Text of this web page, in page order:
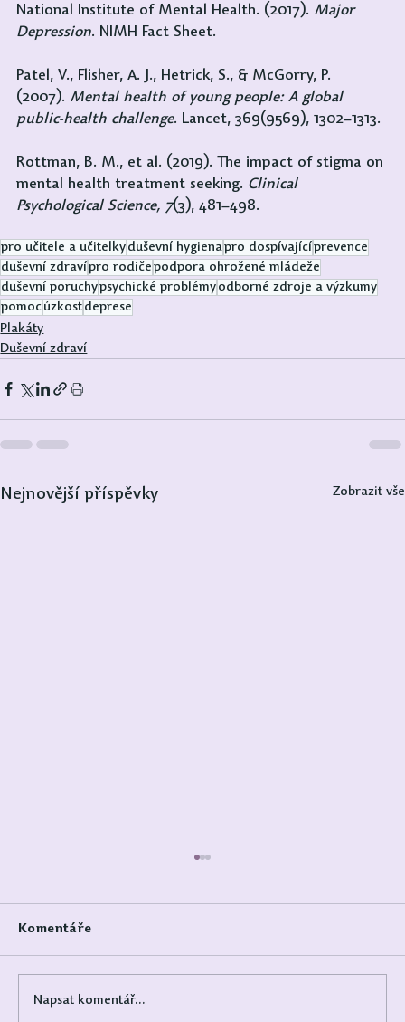
National Institute of Mental Health. (2017). Major
Depression. NIMH Fact Sheet.
Patel, V., Flisher, A. J., Hetrick, S., & McGorry, P.
(2007). Mental health of young people: A global
public-health challenge. Lancet, 369(9569), 1302–1313.
Rottman, B. M., et al. (2019). The impact of stigma on
mental health treatment seeking. Clinical
Psychological Science, 7(3), 481–498.
pro učitele a učitelky duševní hygienapro dospívající prevence
duševní zdraví pro rodiče podpora ohrožené mládeže
duševní poruchypsychické problémy odborné zdroje a výzkumy
pomoc úzkost deprese
Plakáty
Duševní zdraví
Nejnovější příspěvky Zobrazit vše
Komentáře
Napsat komentář...